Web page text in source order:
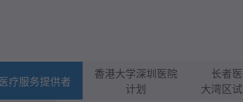
医疗服务提供者
香港大学深圳医院
计划
长者
大湾区